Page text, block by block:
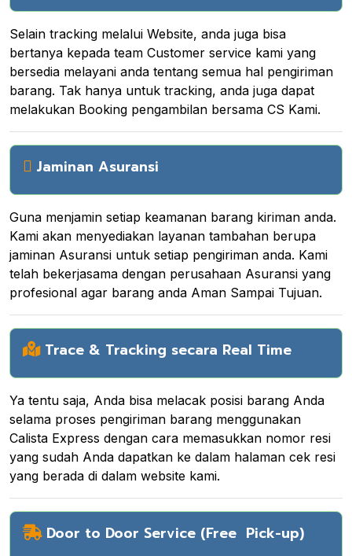
Selain tracking melalui Website, anda juga bisa
bertanya kepada team Customer service kami yang
bersedia melayani anda tentang semua hal pengiriman
barang. Tak hanya untuk tracking, anda juga dapat
melakukan Booking pengambilan bersama CS Kami.
Jaminan Asuransi
Guna menjamin setiap keamanan barang kiriman anda.
Kami akan menyediakan layanan tambahan berupa
jaminan Asuransi untuk setiap pengiriman anda. Kami
telah bekerjasama dengan perusahaan Asuransi yang
profesional agar barang anda Aman Sampai Tujuan.
Trace & Tracking secara Real Time
Ya tentu saja, Anda bisa melacak posisi barang Anda
selama proses pengiriman barang menggunakan
Calista Express dengan cara memasukkan nomor resi
yang sudah Anda dapatkan ke dalam halaman cek resi
yang berada di dalam website kami.
Door to Door Service (Free Pick-up)